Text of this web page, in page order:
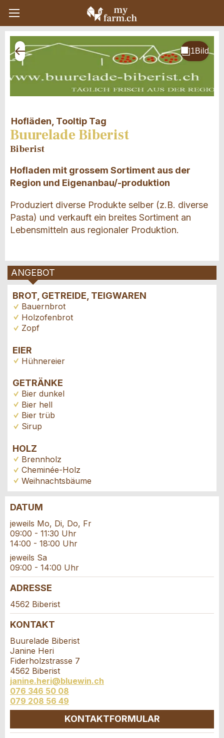
Hofläden, Tooltip Tag
Buurelade Biberist
Biberist
Hofladen mit grossem Sortiment aus der
Region und Eigenanbau/-produktion
Produziert diverse Produkte selber (z.B. diverse
Pasta) und verkauft ein breites Sortiment an
Lebensmitteln aus regionaler Produktion.
ANGEBOT
BROT, GETREIDE, TEIGWAREN
Bauernbrot
Holzofenbrot
Zopf
EIER
Hühnereier
GETRÄNKE
Bier dunkel
Bier hell
Bier trüb
Sirup
HOLZ
Brennholz
Cheminée-Holz
Weihnachtsbäume
Anzeige beanstanden
Ihr Feedback wird sehr geschätzt!
Allgemeines Feedback
Anzeige nicht mehr gültig
Nachricht
Anzeige weiterempfehlen
Empfehlen Sie diese Anzeige an Freunde weiter.
* Eingabe erforderlich
ANZEIGE WEITEREMPFEHLEN
Schliessen
Reservation
Veranstaltungsdatum *:
Firma / Organisation:
Adresszusatz:
Strasse und Nr. *:
DATUM
jeweils Mo, Di, Do, Fr
09:00 - 11:30 Uhr
14:00 - 18:00 Uhr
jeweils Sa
09:00 - 14:00 Uhr
ADRESSE
4562 Biberist
KONTAKT
Buurelade Biberist
Janine Heri
Fiderholzstrasse 7
4562 Biberist
janine.heri@bluewin.ch
076 346 50 08
079 208 56 49
KONTAKTFORMULAR